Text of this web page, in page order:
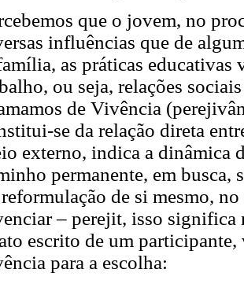
que o jovem, no
influências que de
as práticas educativas
ou seja, relações
de Vivência
se da relação direta
externo, indica a dinâmica
permanente, em busca,
de si mesmo,
– perejit, isso significa
escrito de um
para a escolha: